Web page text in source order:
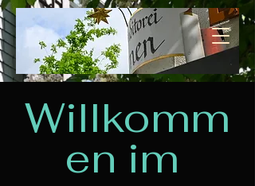
Willkomm
en im